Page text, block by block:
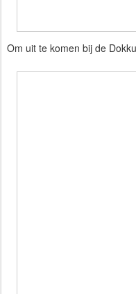
Om uit te komen bij de